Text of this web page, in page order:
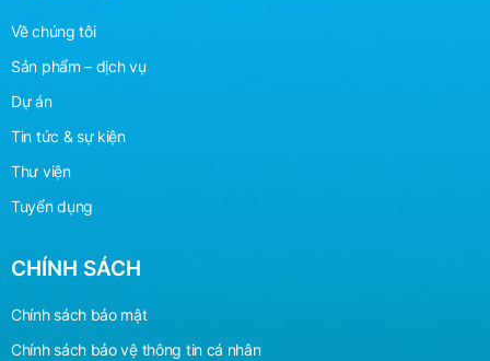
Về chúng tôi
Sản phẩm – dịch vụ
Dự án
Tin tức & sự kiện
Thư viện
Tuyển dụng
CHÍNH SÁCH
Chính sách bảo mật
Chính sách bảo vệ thông tin cá nhân